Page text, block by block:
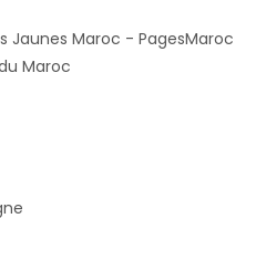
Jaunes Maroc - PagesMaroc
Maroc